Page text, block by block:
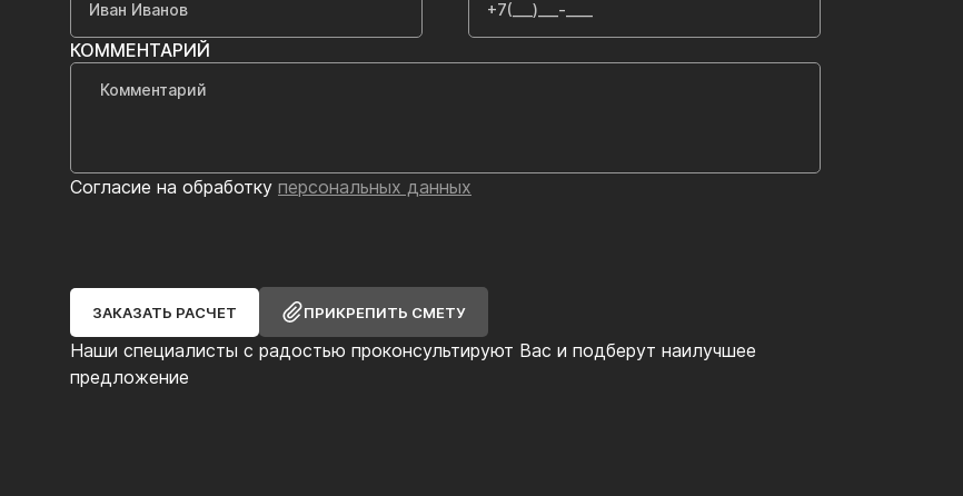
Наши специалисты с радостью проконсультируют Вас и подберут наилучшее
предложение
КОММЕНТАРИЙ
Согласие на обработку персональных данных
ЗАКАЗАТЬ РАСЧЕТ ПРИКРЕПИТЬ СМЕТУ